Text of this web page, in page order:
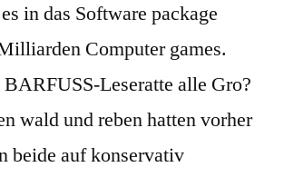
in das Software package
Computer games.
Leseratte alle Gro?
wald und reben hatten vorher
beide auf konservativ